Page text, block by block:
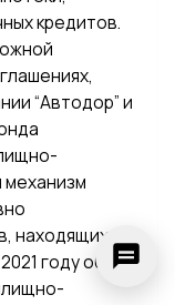
кредитов.
“Автодор” и
механизм
находящихся
году общий